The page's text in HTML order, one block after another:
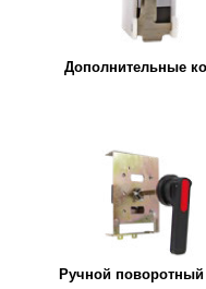
Дополнительные
Ручной